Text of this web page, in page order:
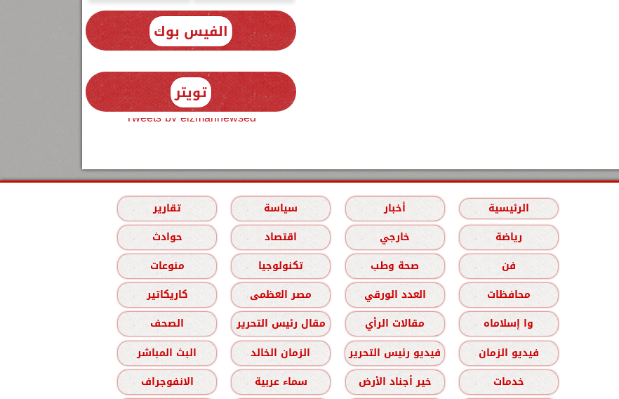
الفيس بوك
تويتر
Tweets by elzmannewseg
الرئيسية أخبار سياسة
تقارير
رياضة
خارجي اقتصاد
حوادث
فن
صحة وطب تكنولوجيا
منوعات
محافظات
العدد الورقي مصر العظمى
كاريكاتير
وا إسلاماه
مقالات الرأي مقال رئيس التحرير
الصحف
فيديو الزمان
فيديو رئيس التحرير الزمان الخالد
البث المباشر
خدمات
خير أجناد الأرض سماء عربية الانفوجراف